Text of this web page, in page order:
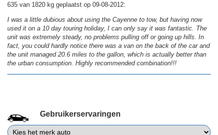
635 van 1820 kg geplaatst op 09-08-2012:
I was a little dubious about using the Cayenne to tow, but having now
used it on a 10 day touring holiday, I can only say it was fantastic. The
unit was extremely steady, no problems pulling off or going up hills. In
fact, you could hardly notice there was a van on the back of the car and
the unit managed 20.6 miles to the gallon, which is actually better than
the urban consumption. Highly recommended combination!!!
Gebruikerservaringen